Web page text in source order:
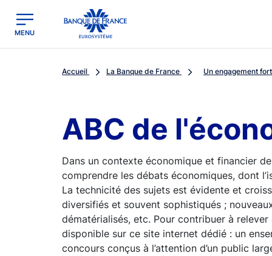
Banque de France - Menu Principal
MENU
Accueil La Banque de France Un engagement
ABC de
Dans un contexte économique et financier
comprendre les débats économiques, dont
La technicité des sujets est évidente et
diversifiés et souvent sophistiqués ;
dématérialisés, etc. Pour contribuer à
disponible sur ce site internet dédié : un
concours conçus à l’attention d’un public